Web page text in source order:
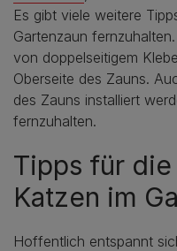
Es gibt viele weitere
Gartenzaun
von doppelseitigem
Oberseite des Zauns.
des Zauns installiert
fernzuhalten.
Tipps für
Katzen im
Hoffentlich entspannt